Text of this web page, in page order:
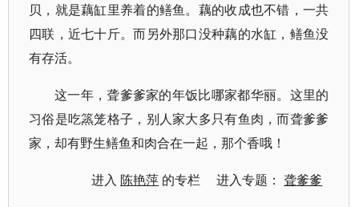
贝，就是藕缸里养着的鳝鱼。藕的收成也不错，一共
四联，近七十斤。而另外那口没种藕的水缸，鳝鱼没
有存活。
这一年，聋爹爹家的年饭比哪家都华丽。这里的
习俗是吃篜笼格子，别人家大多只有鱼肉，而聋爹爹
家，却有野生鳝鱼和肉合在一起，那个香哦！
进入陈艳萍 的专栏 进入专题：聋爹爹